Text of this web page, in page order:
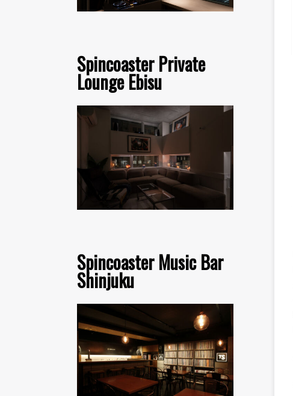
Spincoaster Private
Lounge Ebisu
Spincoaster Music Bar
Shinjuku